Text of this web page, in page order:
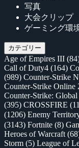
写真
大会クリップ
ゲーミング環
カテゴリー
Age of Empires III
Call of Duty4 (164)
(989) Counter-Strike
Counter-Strike Online
Counter-Strike:
(395) CROSSFIRE
(1206) Enemy
(3143) Fortnite (8)
Heroes of Warcraft
Storm (5) League of